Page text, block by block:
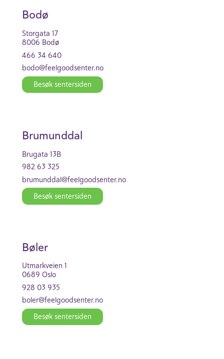
Bodø
Stor­gata 17
8006 Bodø
466 34 640
bodo@feel­good­se­nter.no
Besøk senter­siden
Brumunddal
Brugata 13B
982 63 325
brumunddal@feel­good­se­nter.no
Besøk senter­siden
Bøler
Utmark­veien 1
0689 Oslo
928 03 935
boler@feel­good­se­nter.no
Besøk senter­siden